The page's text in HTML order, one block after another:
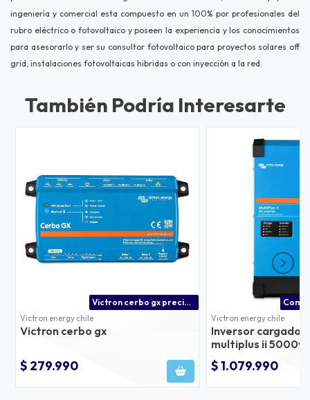
ingeniería y comercial esta compuesto en un 100% por profesionales del
rubro eléctrico o fotovoltaico y poseen la experiencia y los conocimientos
para asesorarlo y ser su consultor fotovoltaico para proyectos solares off
grid, instalaciones fotovoltaicas hibridas o con inyección a la red.
También Podría Interesarte
Victron cerbo gx precio chile
Victron energy chile
Victron cerbo gx
$ 279.990
Victron energy chile
Inversor cargador
multiplus ii
50hz carga 50a,
70a
$ 1.079.990